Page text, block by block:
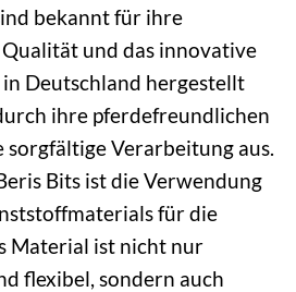
bekannt für ihre
und das innovative
in Deutschland hergestellt
ihre pferdefreundlichen
Verarbeitung aus.
Bits ist die Verwendung
für die
Material ist nicht nur
flexibel, sondern auch